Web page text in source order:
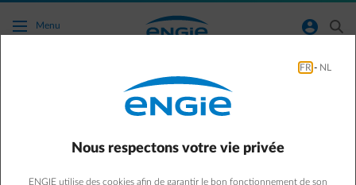
Accéder au contenu principal
Menu normal-account-circle search
Conseils énergie
5 conseils pour diminuer
FR - NL
Nous respectons votre vie privée
ENGIE utilise des cookies afin de garantir le bon fonctionnement de son